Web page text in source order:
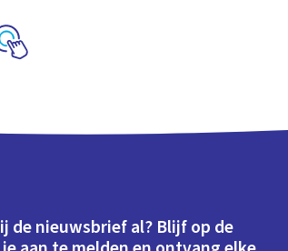
de nieuwsbrief al? Blijf op de